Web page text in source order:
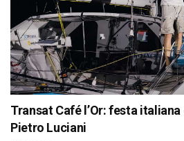
Transat Café l’Or: festa
Pietro Luciani